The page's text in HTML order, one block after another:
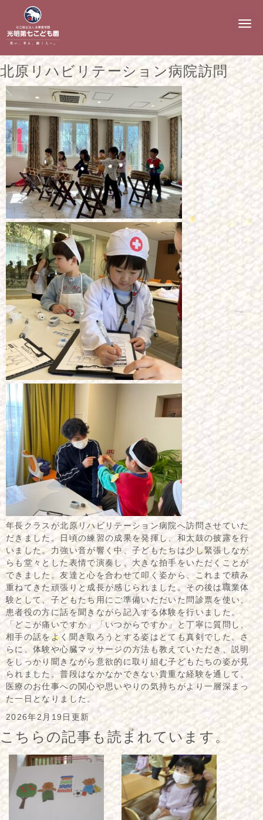
N
g
a
北原リハビリテーション病院訪問
年長クラスが北原リハビリテーション病院 へ訪問させていた
だきました。日頃の練習の成果を発揮し、和太鼓の披露を行
いました。力強い音が響く中、子どもたちは少し緊張しなが
らも堂々とした表情で演奏し、大きな拍手をいただくことが
できました。友達と心を合わせて叩く姿から、これまで積み
重ねてきた頑張りと成長が感じられました。その後は職業体
験として、子どもたち用にご準備いただいた問診票を使い、
患者役の方に話を聞きながら記入する体験を行いました。
「どこが痛いですか」「いつからですか」と丁寧に質問し、
相手の話をよく聞き取ろうとする姿はとても真剣でした。さ
らに、体験や心臓マッサージの方法も教えていただき、説明
をしっかり聞きながら意欲的に取り組む子どもたちの姿が見
られました。普段はなかなかできない貴重な経験を通して、
医療のお仕事への関心や思いやりの気持ちがより一層深まっ
た一日となりました。
2026年2月19日更新
こちらの記事も読まれています。